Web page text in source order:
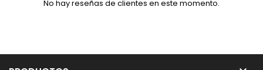
No hay reseñas de clientes en este momento.